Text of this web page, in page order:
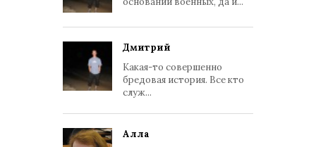
Дмитрий
Какая-то совершенно
бредовая история. Все кто
служ...
Алла